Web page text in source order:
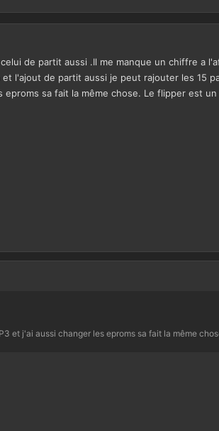
de partit aussi .Il me manque un chiffre a
l'ajout de partit aussi je peut rajouter les 15
sa fait la même chose. Le flipper est
et j'ai aussi changer les eproms sa fait la même